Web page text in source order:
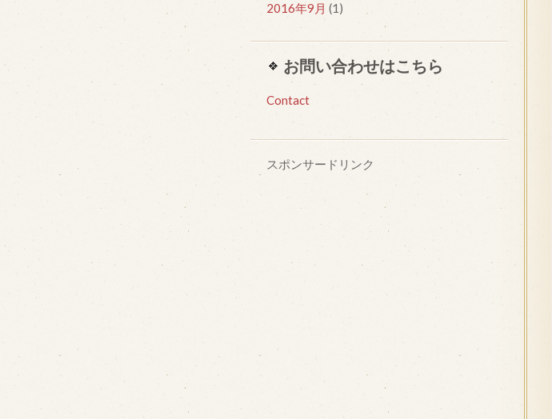
2016年9月 (1)
お問い合わせはこちら
Contact
スポンサードリンク